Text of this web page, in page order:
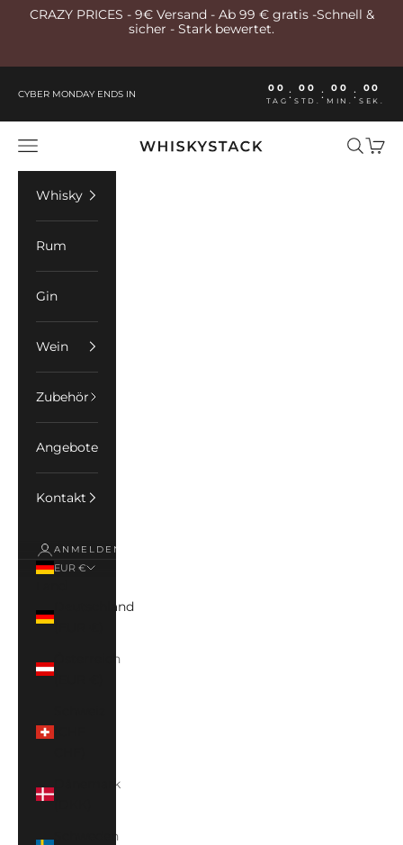
Zum Inhalt springen
CRAZY PRICES - 9€ Versand - Ab 99 € gratis -Schnell &
sicher - Stark bewertet.
CYBER MONDAY ENDS IN 00
TAG : 00
STD. : 00
MIN. : 00
SEK.
Whiskystack Germany
Menü Suchen
Whisky
Rum
Gin
Wein
Zubehör
Angebote
Kontakt
ANMELDEN
EUR €
Deutschland
Österreich
Dänemark
Schweden